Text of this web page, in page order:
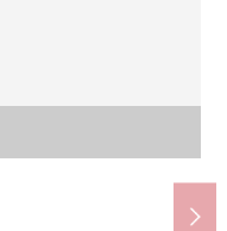
站(约70m)
1400m)
650m)
(约10m)
店(约60m)
横滨中央医院(约650m)
310m)
70m)